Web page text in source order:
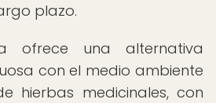
plazo.
ofrece una alternativa
con el medio ambiente
hierbas medicinales, con